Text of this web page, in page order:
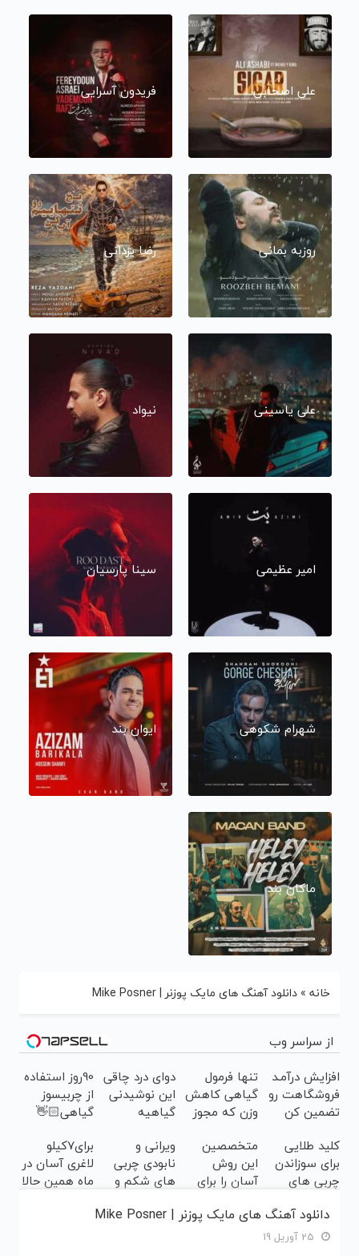
علی اصحابی فریدون آسرایی
روزبه بمانی رضا یزدانی
علی یاسینی نیواد
امیر عظیمی سینا پارسیان
شهرام شکوهی ایوان بند
ماکان بند
خانه » دانلود آهنگ های مایک پوزنر | Mike Posner
از سراسر وب
افزایش درآمـد
فروشگاهت رو
تضمین کن
تنها فرمول
گیاهی کاهش
وزن که مجوز
بهداشت
دارد(کلیک
جهت سفارش)
دوای درد چاقی
این نوشیدنی
گیاهیه
90روز استفاده
از چربیسوز
گیاهی👋🏻
همیشگی با
چاقی!خرید با
تخفیف
کلید طلایی
برای سوزاندن
چربی های
بدن(60%تخفیف
تا امشب)
متخصصین
این روش
آسان را برای
پهلو معرفی
ویرانی و
نابودی چربی
های شکم و
نوشیدنی
برای7کیلو
لاغری آسان در
ماه همین حالا
دانلود آهنگ های مایک پوزنر | Mike Posner